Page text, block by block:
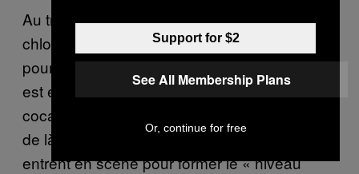
Au troisième niveau de production, l’acide
chlorhydrique est ajouté à la cocaïne de base
pour la convertir en une espèce de sel, qui
est ensuite précipité pour fabriquer une
cocaïne cristalline de haute qualité. À partir
de là, les exportateurs et les importateurs
entrent en scène pour former le « niveau
Support for $2
See All Membership Plans
Or, continue for free